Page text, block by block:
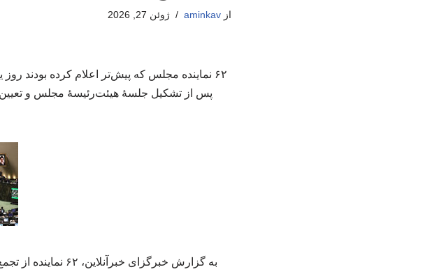
ازaminkav ژوئن 27, 2026
۶۲ نماینده مجلس که پیش‌تر اعلام کرده بودند
پس از تشکیل جلسۀ هیئت‌رئیسۀ مجلس و